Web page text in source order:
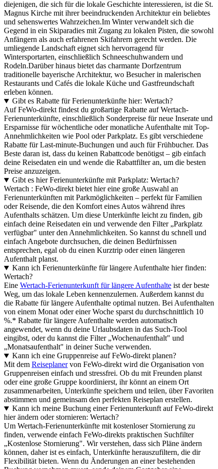
diejenigen, die sich für die lokale Geschichte interessieren, ist die St.
Magnus Kirche mit ihrer beeindruckenden Architektur ein beliebtes
und sehenswertes Wahrzeichen.Im Winter verwandelt sich die
Gegend in ein Skiparadies mit Zugang zu lokalen Pisten, die sowohl
Anfängern als auch erfahrenen Skifahrern gerecht werden. Die
umliegende Landschaft eignet sich hervorragend für
Wintersportarten, einschließlich Schneeschuhwandern und
Rodeln.Darüber hinaus bietet das charmante Dorfzentrum
traditionelle bayerische Architektur, wo Besucher in malerischen
Restaurants und Cafés die lokale Küche und Gastfreundschaft
erleben können.
Gibt es Rabatte für Ferienunterkünfte hier: Wertach?
Auf FeWo-direkt findest du großartige Rabatte auf Wertach-
Ferienunterkünfte, einschließlich Sonderpreise für neue Inserate und
Ersparnisse für wöchentliche oder monatliche Aufenthalte mit Top-
Annehmlichkeiten wie Pool oder Parkplatz. Es gibt verschiedene
Rabatte für Last-minute-Buchungen und auch für Frühbucher. Das
Beste daran ist, dass du keinen Rabattcode benötigst – gib einfach
deine Reisedaten ein und wende die Rabattfilter an, um die besten
Preise anzuzeigen.
Gibt es hier Ferienunterkünfte mit Parkplatz: Wertach?
Wertach : FeWo-direkt bietet hier eine große Auswahl an
Ferienunterkünften mit Parkmöglichkeiten – perfekt für Familien
oder Reisende, die den Komfort eines Autos während ihres
Aufenthalts schätzen. Um diese Unterkünfte leicht zu finden, gib
einfach deine Reisedaten ein und verwende den Filter „Parkplatz
verfügbar" unter den Annehmlichkeiten. So kannst du schnell und
einfach Angebote durchsuchen, die deinen Bedürfnissen
entsprechen, egal ob du einen Kurztrip oder einen längeren
Aufenthalt planst.
Kann ich Ferienunterkünfte für längere Aufenthalte hier finden:
Wertach?
Eine Wertach-Ferienunterkunft für längere Aufenthalte ist der beste
Weg, um das lokale Leben kennenzulernen. Außerdem kannst du
die Rabatte für längere Aufenthalte optimal nutzen. Bei Aufenthalten
von einem Monat oder einer Woche sparst du durchschnittlich 10
%.* Rabatte für längere Aufenthalte werden automatisch
angewendet, wenn du deine Urlaubsdaten in das Such-Tool
eingibst, oder du kannst die Filter „Wochenaufenthalt" und
„Monatsaufenthalt" in deiner Suche verwenden.
Kann ich eine Gruppenreise auf FeWo-direkt planen?
Mit dem Reiseplanervon FeWo-direkt wird die Organisation von
Gruppenreisen einfach und stressfrei. Ob du mit Freunden planst
oder eine große Gruppe koordinierst, ihr könnt an einem Ort
zusammenarbeiten, Unterkünfte speichern und teilen, über Favoriten
abstimmen und gemeinsam den perfekten Reiseplan erstellen.
Kann ich meine Buchung einer Ferienunterkunft auf FeWo-direkt
hier ändern oder stornieren: Wertach?
Um Wertach-Ferienunterkünfte mit kostenloser Stornierung zu
finden, verwende einfach FeWo-direkts praktischen Suchfilter
„Kostenlose Stornierung". Wir verstehen, dass sich Pläne ändern
können, daher ist es einfach, Unterkünfte herauszufiltern, die dir
Flexibilität bieten. Wenn du Änderungen an einer bestehenden